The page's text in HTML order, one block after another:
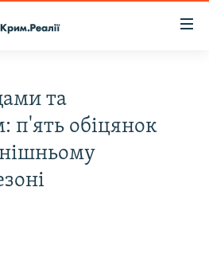
та
п'ять обіцянок